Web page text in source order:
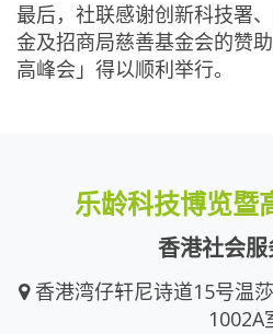
最后，社联感谢创新科技署
金及招商局慈善基金会的赞
高峰会」得以顺利举行。
乐龄科技博览暨
香港社会
香港湾仔轩尼诗道15号温
1002A